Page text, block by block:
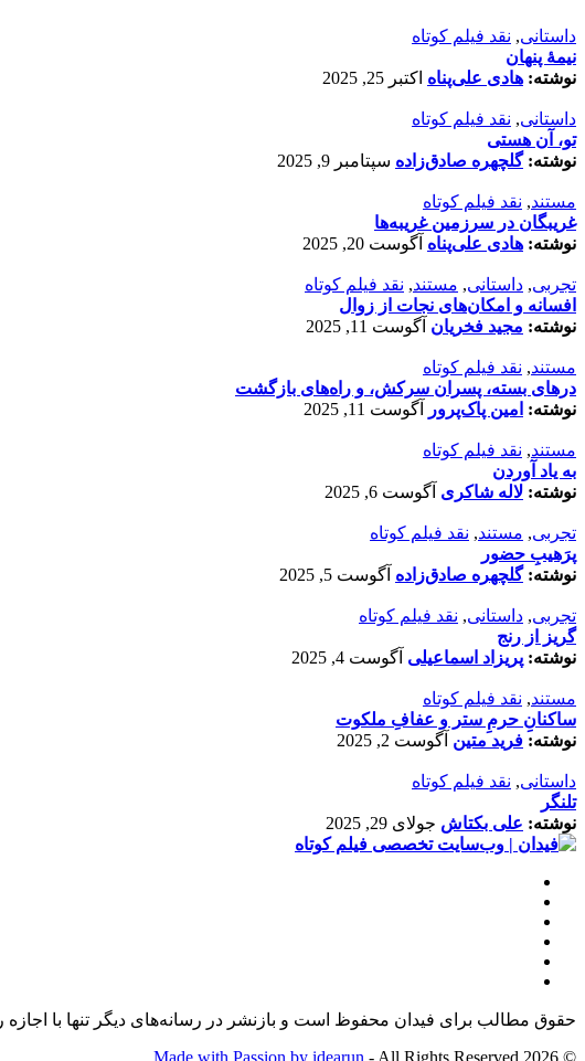
داستانی, نقد فیلم کوتاه
نیمۀ پنهان
نوشته: هادی علی‌پناه اکتبر 25, 2025
داستانی, نقد فیلم کوتاه
تو، آن هستی
نوشته:گلچهره صادق‌زاده سپتامبر 9, 2025
مستند, نقد فیلم کوتاه
غریبگان در سرزمین غریبه‌ها
نوشته: هادی علی‌پناه آگوست 20, 2025
تجربی, داستانی, مستند, نقد فیلم کوتاه
افسانه‌ و امکان‌های نجات از زوال
نوشته: مجید فخریان آگوست 11, 2025
مستند, نقد فیلم کوتاه
درهای بسته، پسران سرکش، و راه‌های بازگشت
نوشته: امین پاک‌پرور آگوست 11, 2025
مستند, نقد فیلم کوتاه
به یاد آوردن
نوشته: لاله شاکری آگوست 6, 2025
تجربی, مستند, نقد فیلم کوتاه
پرَهیب‌ِ حضور
نوشته:گلچهره صادق‌زاده آگوست 5, 2025
تجربی, داستانی, نقد فیلم کوتاه
گریز از رنج
نوشته: پریزاد اسماعیلی آگوست 4, 2025
مستند, نقد فیلم کوتاه
ساکنانِ حرمِ ستر و عفافِ ملکوت
نوشته: فرید متین آگوست 2, 2025
داستانی, نقد فیلم کوتاه
تلنگر
نوشته: علی بکتاش جولای 29, 2025
حقوق مطالب برای فیدان محفوظ است و بازنشر در رسانه‌های دیگر تنها با